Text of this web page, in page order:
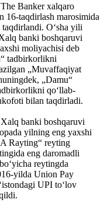
Banker xalqaro
16-taqdirlash marosimida
Oʻsha yili
banki boshqaruvi
moliyachisi deb
tadbirkorlikni
„Muvaffaqiyat
„Damu“
qoʻllab-
bilan taqdirladi.
banki boshqaruvi
yilning eng yaxshi
Rayting“ reyting
eng daromadli
reytingda
yilda Union Pay
UPI toʻlov